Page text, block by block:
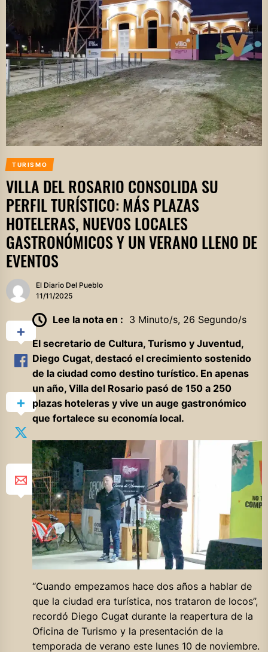
TURISMO
VILLA DEL ROSARIO CONSOLIDA SU
PERFIL TURÍSTICO: MÁS PLAZAS
HOTELERAS, NUEVOS LOCALES
GASTRONÓMICOS Y UN VERANO LLENO DE
EVENTOS
El Diario Del Pueblo
11/11/2025
Lee la nota en : 3 Minuto/s, 26 Segundo/s
El secretario de Cultura, Turismo y Juventud,
Diego Cugat, destacó el crecimiento sostenido
de la ciudad como destino turístico. En apenas
un año, Villa del Rosario pasó de 150 a 250
plazas hoteleras y vive un auge gastronómico
que fortalece su economía local.
“Cuando empezamos hace dos años a hablar de
que la ciudad era turística, nos trataron de locos”,
recordó Diego Cugat durante la reapertura de la
Oficina de Turismo y la presentación de la
temporada de verano este lunes 10 de noviembre.